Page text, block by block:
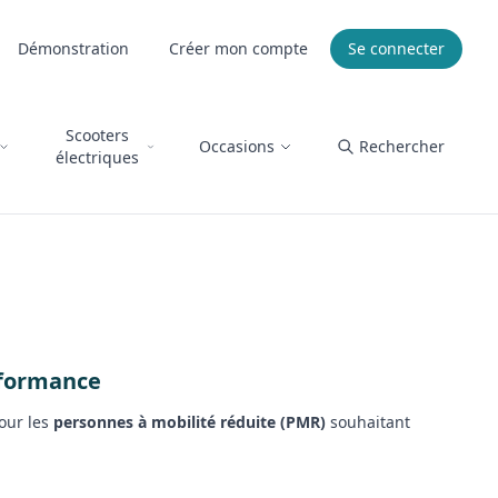
Démonstration Créer mon compte Se connecter
Scooters
électriques
Occasions Rechercher
les personnes à mobilité réduite (PMR) souhaitant